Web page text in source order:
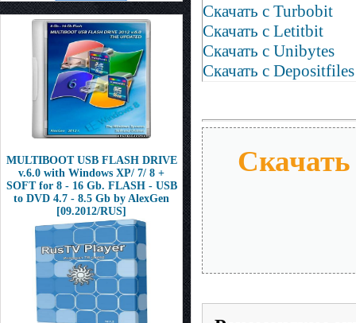
MULTIBOOT USB FLASH DRIVE
v.6.0 with Windows XP/ 7/ 8 +
SOFT for 8 - 16 Gb. FLASH - USB
to DVD 4.7 - 8.5 Gb by AlexGen
[09.2012/RUS]
Скачать с Turbobit
Скачать с Letitbit
Скачать с Unibytes
Скачать с Depositfiles